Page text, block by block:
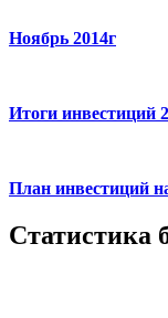
Ноябрь 2014г
Итоги инвестиций
План инвестиций
Статистика